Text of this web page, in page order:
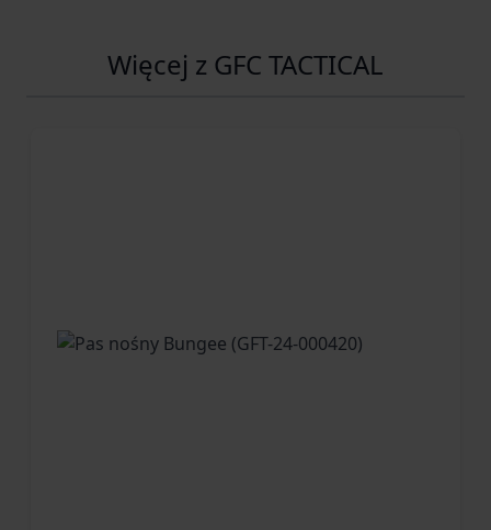
Więcej z GFC TACTICAL